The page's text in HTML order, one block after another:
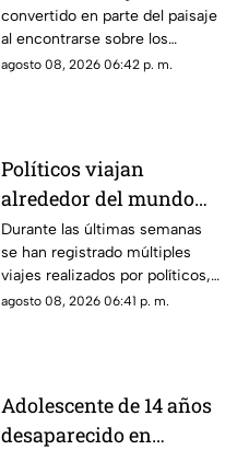
Barrancones
convertido en parte del paisaje
al encontrarse sobre los
techos y las puertas de las
agosto 08, 2026 06:42 p. m.
Políticos viajan
alrededor del mundo
sin ninguna
preocupación
Durante las últimas semanas
se han registrado múltiples
viajes realizados por políticos,
sin que hasta el momento
elevado gasto que han
generado.
agosto 08, 2026 06:41 p. m.
Adolescente de 14 años
desaparecido en